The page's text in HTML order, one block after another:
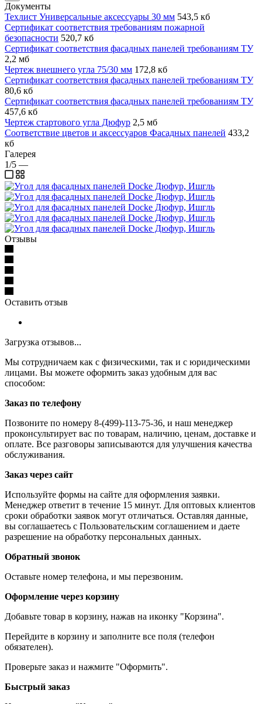
Документы
Техлист Универсальные аксессуары 30 мм 543,5 кб
Сертификат соответствия требованиям пожарной
безопасности 520,7 кб
Сертификат соответствия фасадных панелей требованиям ТУ
2,2 мб
Чертеж внешнего угла 75/30 мм 172,8 кб
Сертификат соответствия фасадных панелей требованиям ТУ
80,6 кб
Сертификат соответствия фасадных панелей требованиям ТУ
457,6 кб
Чертеж стартового угла Дюфур 2,5 мб
Соответствие цветов и аксессуаров Фасадных панелей 433,2
кб
Галерея
1/5 —
Отзывы
Оставить отзыв
Загрузка отзывов...
Мы сотрудничаем как с физическими, так и с юридическими
лицами. Вы можете оформить заказ удобным для вас
способом:
Заказ по телефону
Позвоните по номеру 8-(499)-113-75-36, и наш менеджер
проконсультирует вас по товарам, наличию, ценам, доставке и
оплате. Все разговоры записываются для улучшения качества
обслуживания.
Заказ через сайт
Используйте формы на сайте для оформления заявки.
Менеджер ответит в течение 15 минут. Для оптовых клиентов
сроки обработки заявок могут отличаться. Оставляя данные,
вы соглашаетесь с Пользовательским соглашением и даете
разрешение на обработку персональных данных.
Обратный звонок
Оставьте номер телефона, и мы перезвоним.
Оформление через корзину
Добавьте товар в корзину, нажав на иконку "Корзина".
Перейдите в корзину и заполните все поля (телефон
обязателен).
Проверьте заказ и нажмите "Оформить".
Быстрый заказ